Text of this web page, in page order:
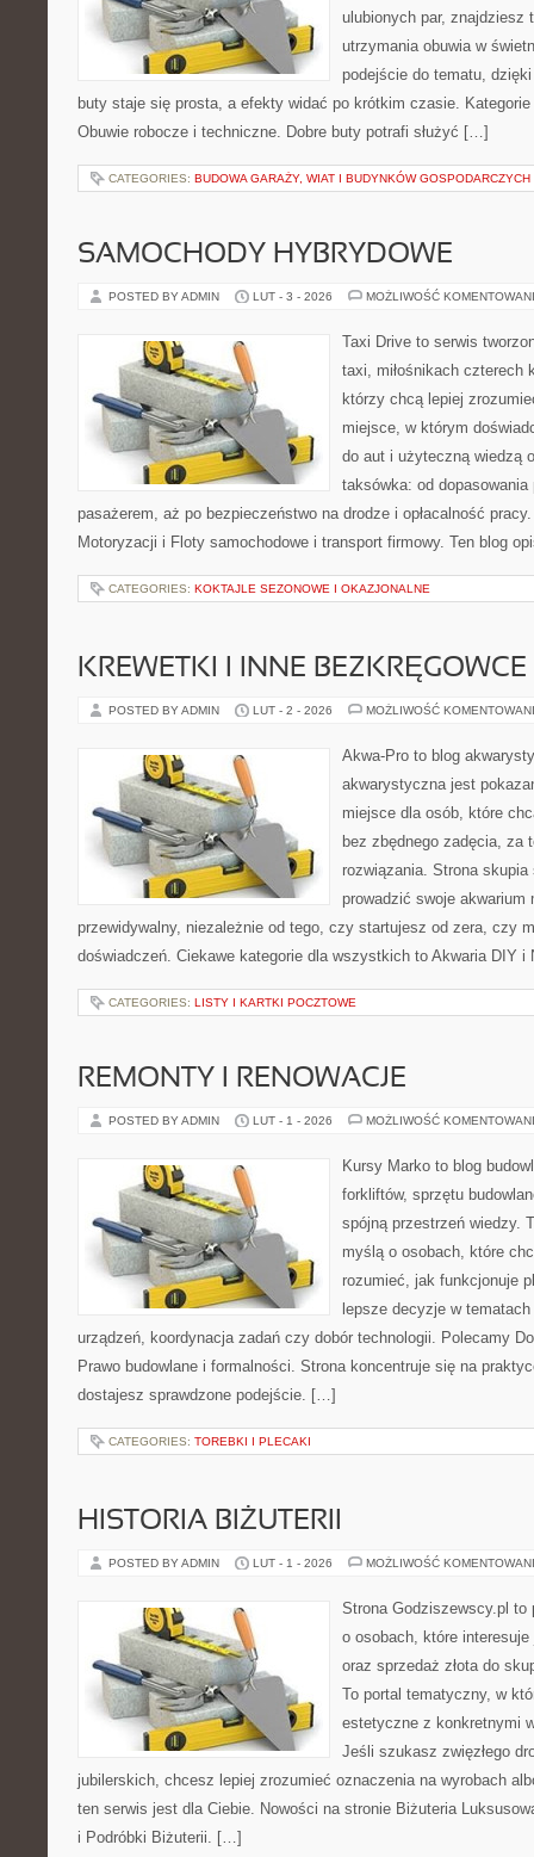
ulubionych par, znajdziesz
utrzymania obuwia w
podejście do tematu,
buty staje się prosta, a efekty widać po krótkim czasie.
Obuwie robocze i techniczne. Dobre buty potrafi służyć […]
CATEGORIES: BUDOWA GARAŻY, WIAT I BUDYNKÓW GOSPODARCZYCH
SAMOCHODY HYBRYDOWE
POSTED BY ADMIN LUT - 3 - 2026 MOŻLIWOŚĆ
Taxi Drive to serwis
taxi, miłośnikach czterech
którzy chcą lepiej
miejsce, w którym
do aut i użyteczną wiedzą
taksówka: od
pasażerem, aż po bezpieczeństwo na drodze i opłacalność
Motoryzacji i Floty samochodowe i transport firmowy. Ten blog
CATEGORIES: KOKTAJLE SEZONOWE I OKAZJONALNE
KREWETKI I INNE BEZKRĘGOWCE
POSTED BY ADMIN LUT - 2 - 2026 MOŻLIWOŚĆ
Akwa-Pro to blog
akwarystyczna jest
miejsce dla osób, które
bez zbędnego zadęcia, za
rozwiązania. Strona
prowadzić swoje akwarium
przewidywalny, niezależnie od tego, czy startujesz od zera, czy
doświadczeń. Ciekawe kategorie dla wszystkich to Akwaria DIY
CATEGORIES: LISTY I KARTKI POCZTOWE
REMONTY I RENOWACJE
POSTED BY ADMIN LUT - 1 - 2026 MOŻLIWOŚĆ
Kursy Marko to blog
forkliftów, sprzętu
spójną przestrzeń wiedzy.
myślą o osobach, które
rozumieć, jak funkcjonuje
lepsze decyzje w
urządzeń, koordynacja zadań czy dobór technologii. Polecamy
Prawo budowlane i formalności. Strona koncentruje się na
dostajesz sprawdzone podejście. […]
CATEGORIES: TOREBKI I PLECAKI
HISTORIA BIŻUTERII
POSTED BY ADMIN LUT - 1 - 2026 MOŻLIWOŚĆ
Strona Godziszewscy.pl
o osobach, które
oraz sprzedaż złota do
To portal tematyczny, w
estetyczne z konkretnymi
Jeśli szukasz zwięzłego
jubilerskich, chcesz lepiej zrozumieć oznaczenia na wyrobach
ten serwis jest dla Ciebie. Nowości na stronie Biżuteria
i Podróbki Biżuterii. […]